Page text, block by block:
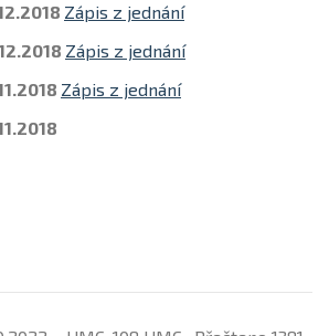
Zápis z jednání
Zápis z jednání
Zápis z jednání